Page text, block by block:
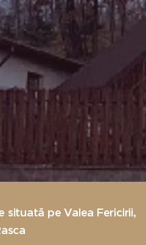
situată pe Valea Fericirii,